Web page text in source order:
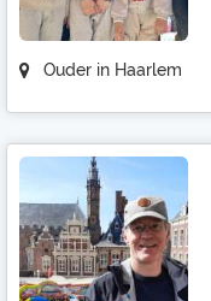
Ouder in Haarlem